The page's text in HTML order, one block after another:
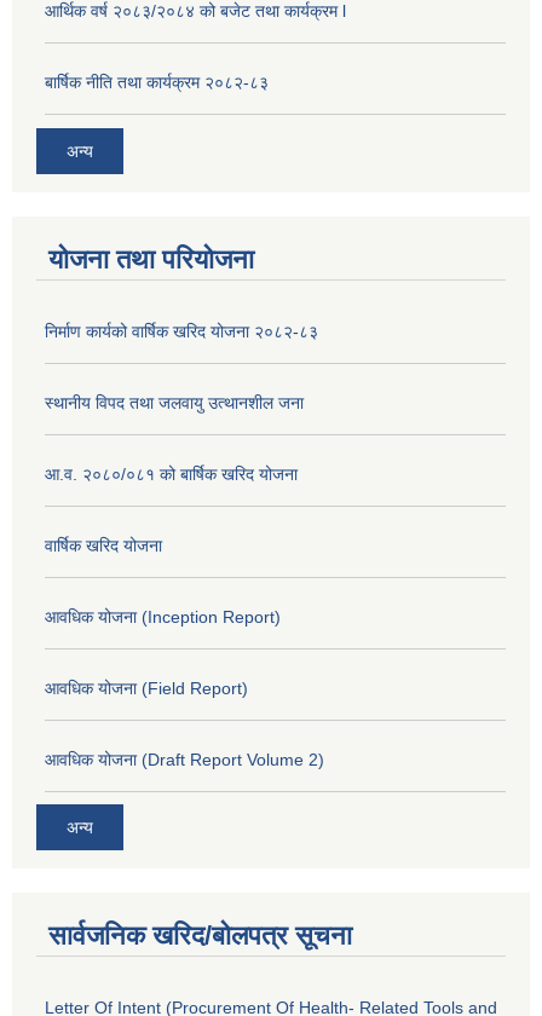
आर्थिक वर्ष २०८३/२०८४ को बजेट तथा कार्यक्रम l
बार्षिक नीति तथा कार्यक्रम २०८२-८३
अन्य
योजना तथा परियोजना
निर्माण कार्यको वार्षिक खरिद योजना २०८२-८३
स्थानीय विपद तथा जलवायु उत्थानशील जना
आ.व. २०८०/०८१ को बार्षिक खरिद योजना
वार्षिक खरिद योजना
आवधिक योजना (Inception Report)
आवधिक योजना (Field Report)
आवधिक योजना (Draft Report Volume 2)
अन्य
सार्वजनिक खरिद/बोलपत्र सूचना
Letter Of Intent (Procurement Of Health- Related Tools and